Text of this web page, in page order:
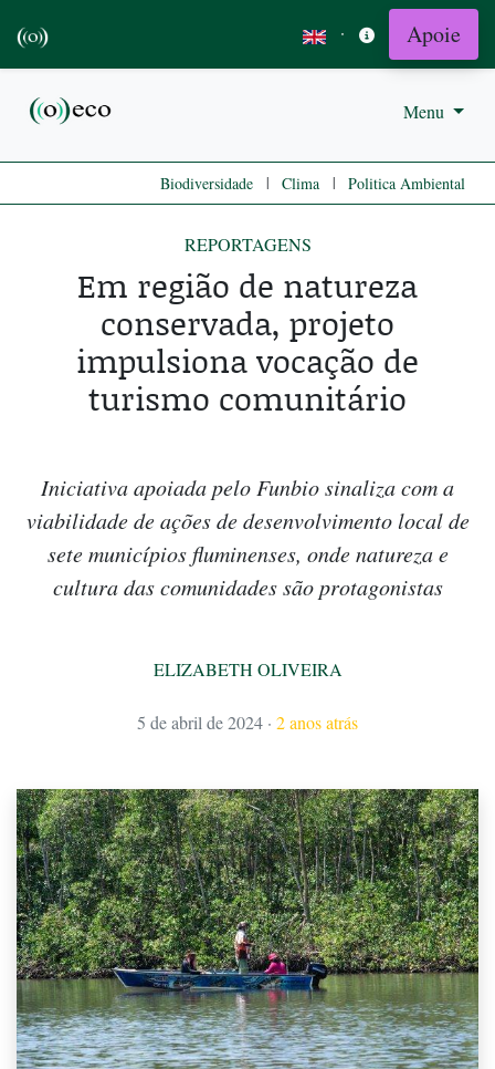
· Apoie
Menu
Biodiversidade | Clima | Politica Ambiental
REPORTAGENS
Em região de natureza
conservada, projeto
impulsiona vocação de
turismo comunitário
Iniciativa apoiada pelo Funbio sinaliza com a
viabilidade de ações de desenvolvimento local de
sete municípios fluminenses, onde natureza e
cultura das comunidades são protagonistas
ELIZABETH OLIVEIRA
5 de abril de 2024 · 2 anos atrás